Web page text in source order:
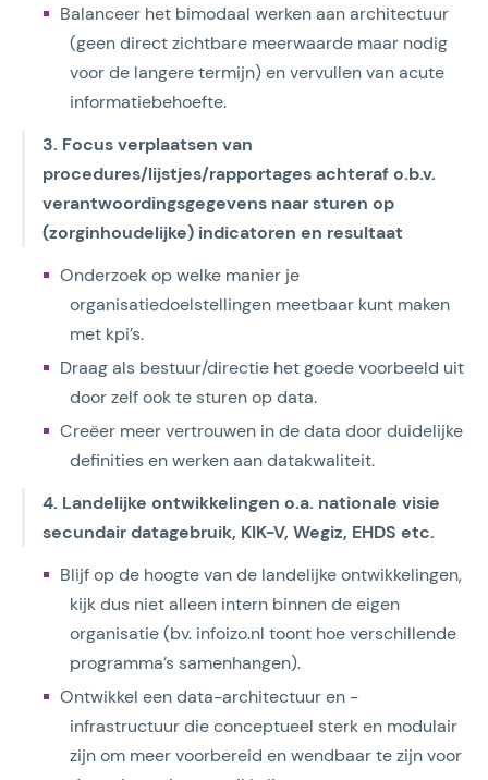
Balanceer het bimodaal werken aan architectuur
(geen direct zichtbare meerwaarde maar nodig
voor de langere termijn) en vervullen van acute
informatiebehoefte.
3. Focus verplaatsen van
procedures/lijstjes/rapportages achteraf o.b.v.
verantwoordingsgegevens naar sturen op
(zorginhoudelijke) indicatoren en resultaat
Onderzoek op welke manier je
organisatiedoelstellingen meetbaar kunt maken
met kpi’s.
Draag als bestuur/directie het goede voorbeeld uit
door zelf ook te sturen op data.
Creëer meer vertrouwen in de data door duidelijke
definities en werken aan datakwaliteit.
4. Landelijke ontwikkelingen o.a. nationale visie
secundair datagebruik, KIK-V, Wegiz, EHDS etc.
Blijf op de hoogte van de landelijke ontwikkelingen,
kijk dus niet alleen intern binnen de eigen
organisatie (bv. infoizo.nl toont hoe verschillende
programma’s samenhangen).
Ontwikkel een data-architectuur en -
infrastructuur die conceptueel sterk en modulair
zijn om meer voorbereid en wendbaar te zijn voor